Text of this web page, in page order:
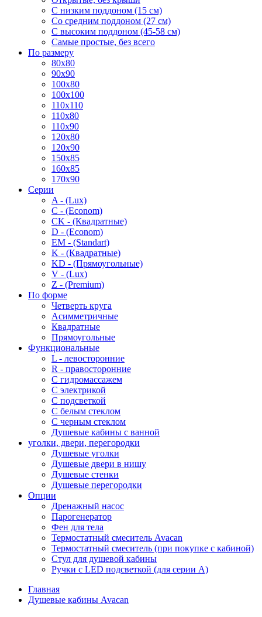
С низким поддоном (15 см)
Со средним поддоном (27 см)
С высоким поддоном (45-58 см)
Самые простые, без всего
По размеру
80x80
90x90
100x80
100x100
110x110
110x80
110x90
120x80
120x90
150x85
160x85
170x90
Серии
A - (Lux)
C - (Econom)
CK - (Квадратные)
D - (Econom)
EM - (Standart)
K - (Квадратные)
KD - (Прямоугольные)
V - (Lux)
Z - (Premium)
По форме
Четверть круга
Асимметричные
Квадратные
Прямоугольные
Функциональные
L - левосторонние
R - правосторонние
С гидромассажем
С электрикой
С подсветкой
С белым стеклом
С черным стеклом
Душевые кабины с ванной
уголки, двери, перегородки
Душевые уголки
Душевые двери в нишу
Душевые стенки
Душевые перегородки
Опции
Дренажный насос
Парогенератор
Фен для тела
Термостатный смеситель Avacan
Термостатный смеситель (при покупке с кабиной)
Стул для душевой кабины
Ручки с LED подсветкой (для серии A)
Главная
Душевые кабины Avacan